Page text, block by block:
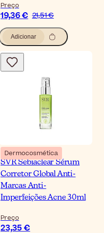
Preço
19,36 € 21,51 €
Adicionar
Dermocosmética
SVR Sebiaclear Sérum
Corretor Global Anti-
Marcas Anti-
Imperfeições Acne 30ml
Preço
23,35 €